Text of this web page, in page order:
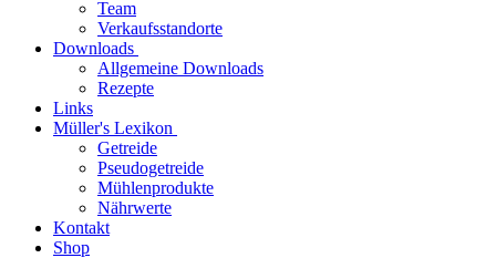
Team
Verkaufsstandorte
Downloads
Allgemeine Downloads
Rezepte
Links
Müller's Lexikon
Getreide
Pseudogetreide
Mühlenprodukte
Nährwerte
Kontakt
Shop